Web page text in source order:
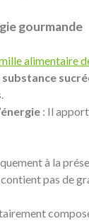
gourmande
alimentaire
substance
.
: Il
à la
pas de